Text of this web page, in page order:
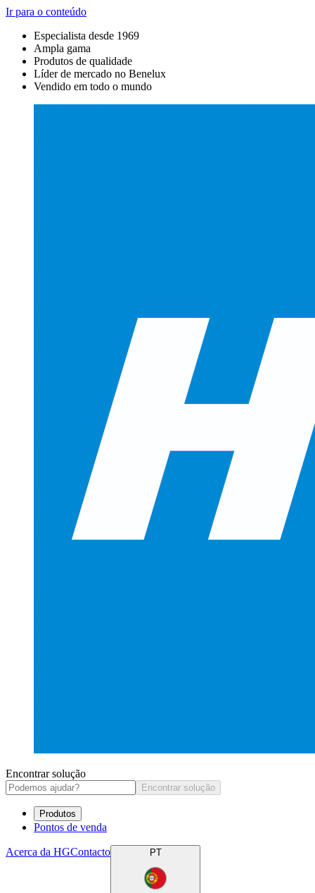
Ir para o conteúdo
Especialista desde 1969
Ampla gama
Produtos de qualidade
Líder de mercado no Benelux
Vendido em todo o mundo
Encontrar solução
Encontrar solução
Produtos
Pontos de venda
Acerca da HGContacto PT